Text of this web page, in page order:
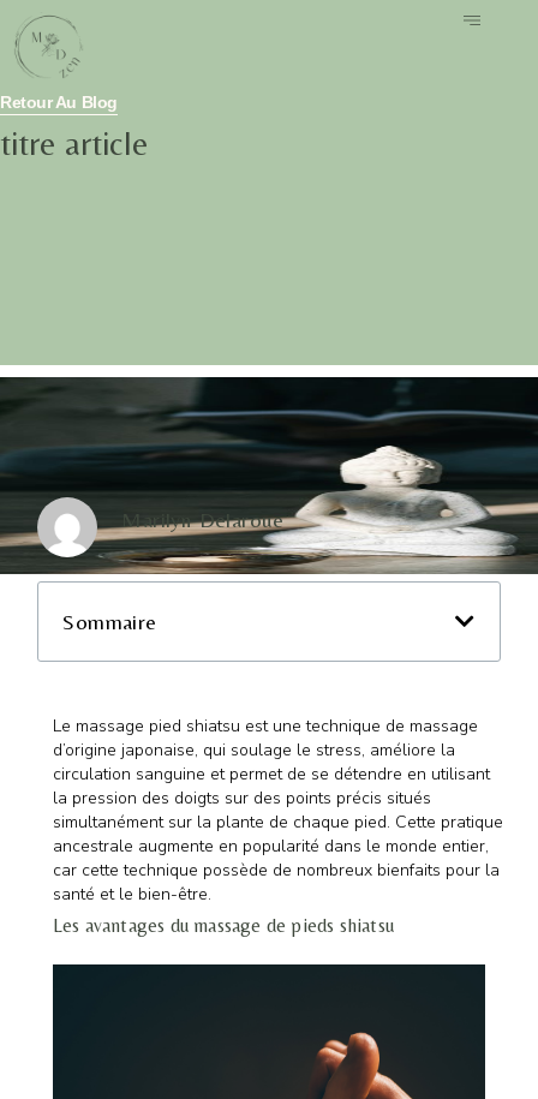
Retour Au Blog
titre article
Marilyn Delaroue
Sommaire
Le massage pied shiatsu est une technique de massage
d’origine japonaise, qui soulage le stress, améliore la
circulation sanguine et permet de se détendre en utilisant
la pression des doigts sur des points précis situés
simultanément sur la plante de chaque pied. Cette pratique
ancestrale augmente en popularité dans le monde entier,
car cette technique possède de nombreux bienfaits pour la
santé et le bien-être.
Les avantages du massage de pieds shiatsu